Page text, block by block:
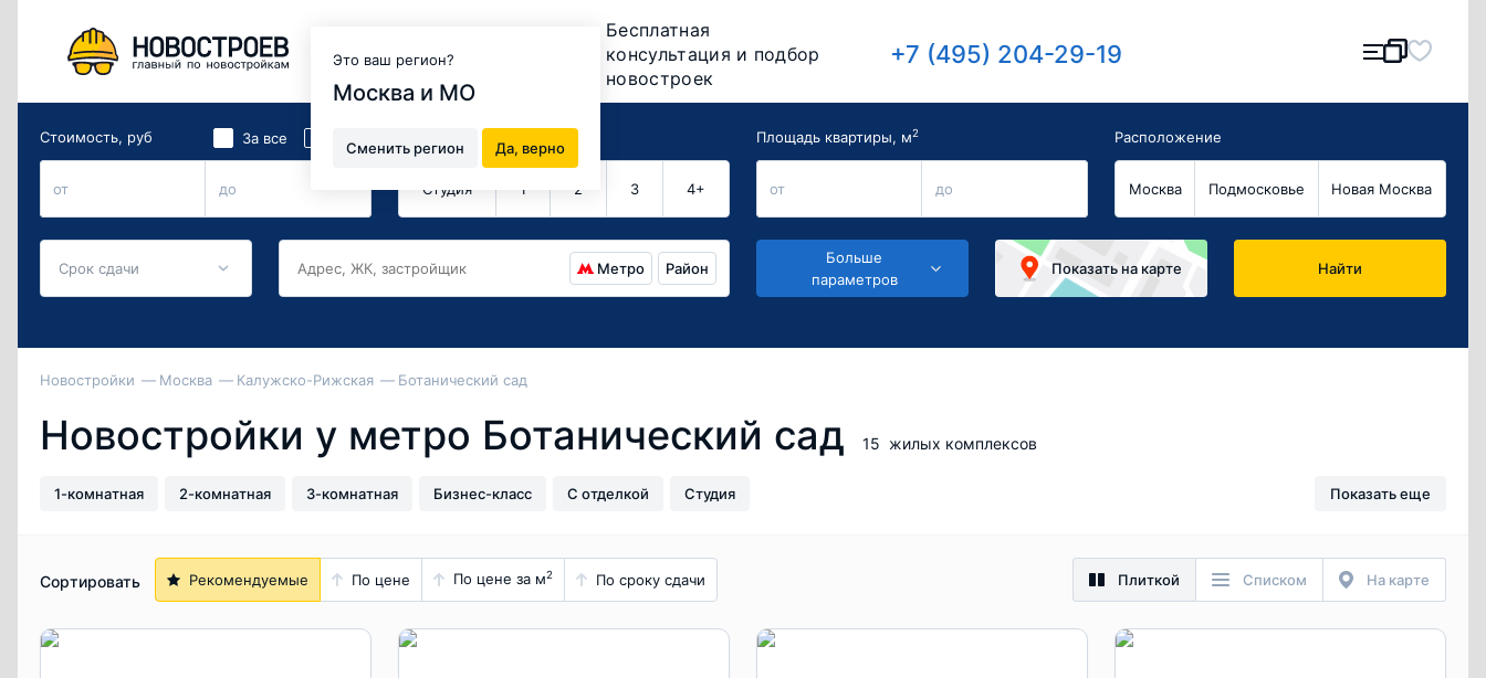
Это ваш регион?
Москва и МО
Сменить регион Да, верно
Бесплатная
консультация и подбор
новостроек
+7 (495) 204-29-19
Стоимость, руб За все За м
от до
Количество комнат
Студия 1 2 3 4+
Площадь квартиры, м2
от до
Расположение
Москва Подмосковье Новая Москва
Срок сдачи Метро Район
Больше
параметров
Показать на карте Найти
Новостройки Москва Калужско-Рижская Ботанический сад
Новостройки у метро Ботанический сад 15 жилых комплексов
1-комнатная 2-комнатная 3-комнатная Бизнес-класс С отделкой Студия Показать еще
Сортировать Рекомендуемые По цене По цене за м2 По сроку сдачи Плиткой Списком На карте